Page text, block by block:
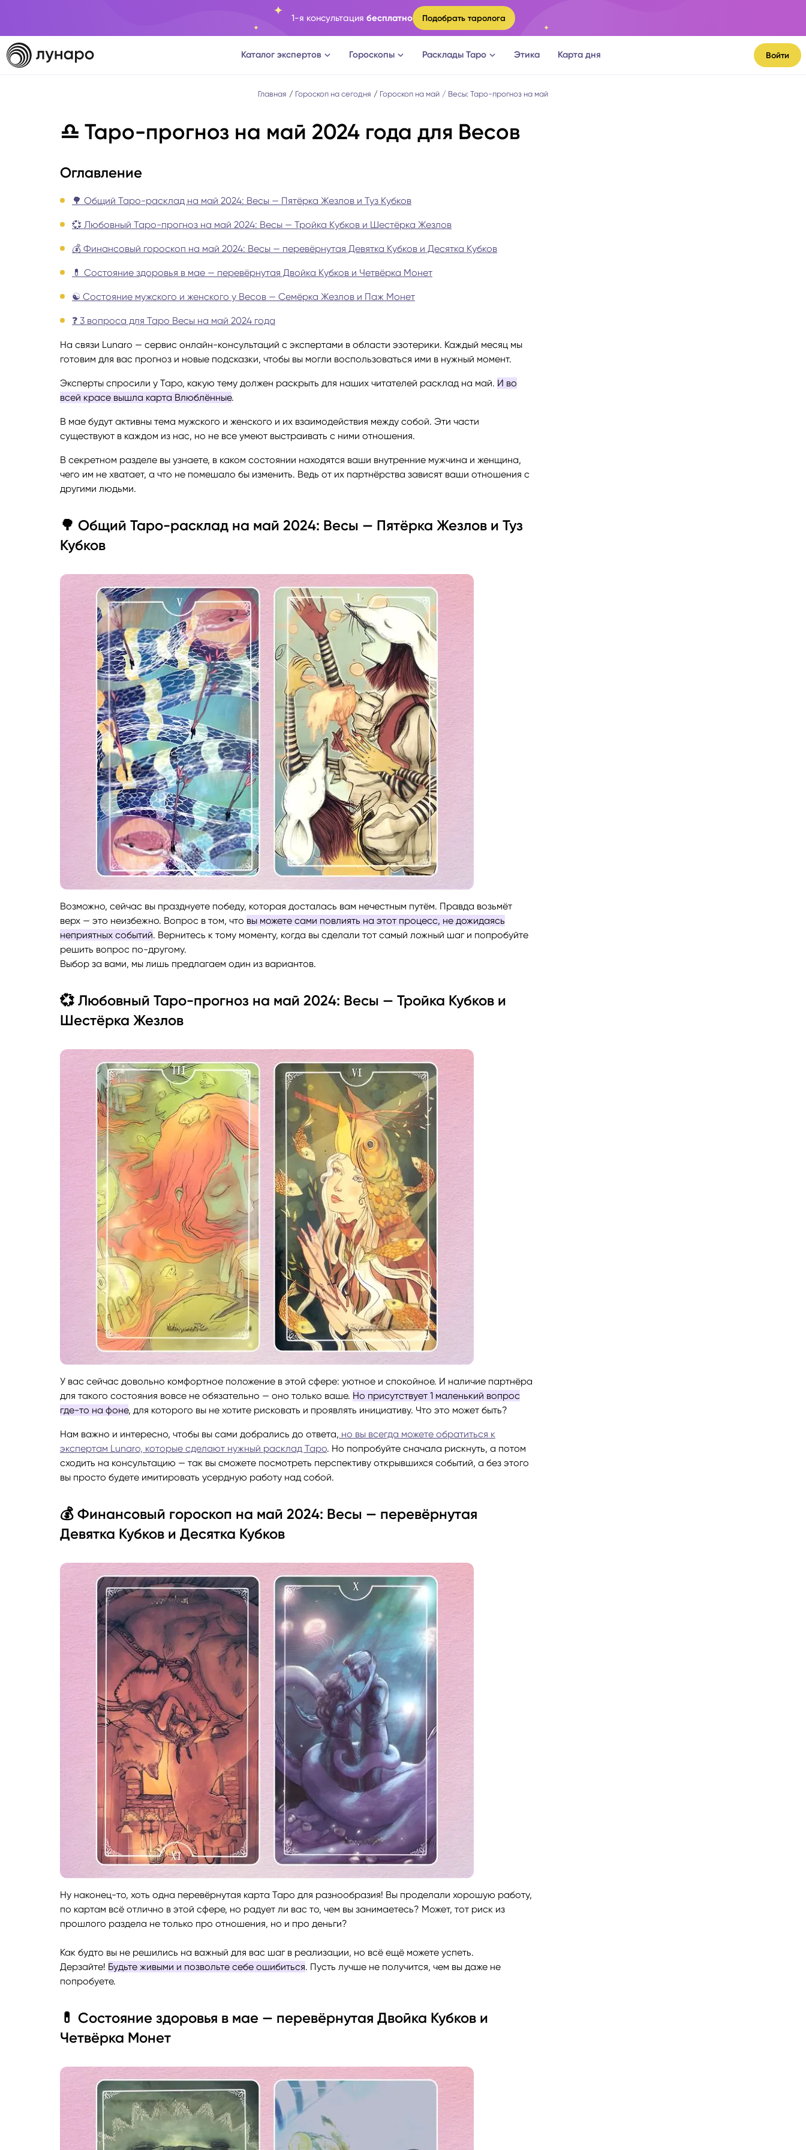
1-я консультация бесплатно Подобрать таролога
Каталог экспертов
Тарологи
Астрологи
Матрица судьбы
Расстановки
Рунологи
Чакрологи
Гороскопы
Овен
Телец
Лев
Весы
Стрелец
Рыбы
Расклады Таро
Расклад Таро на судьбу
Расклад Таро на измену
Расклад Таро на женщину
Расклад Таро на ситуацию
Расклад Таро на 2025 год
Этика Карта дня Войти
Главная Гороскоп на сегодня Гороскоп на май Весы: Таро-прогноз на май
♎️ Таро-прогноз на май 2024 года для Весов
Оглавление
🌳 Общий Таро-расклад на май 2024: Весы — Пятёрка Жезлов и Туз Кубков
💞 Любовный Таро-прогноз на май 2024: Весы — Тройка Кубков и Шестёрка Жезлов
💰 Финансовый гороскоп на май 2024: Весы — перевёрнутая Девятка Кубков и Десятка Кубков
💊 Состояние здоровья в мае — перевёрнутая Двойка Кубков и Четвёрка Монет
☯️ Состояние мужского и женского у Весов — Семёрка Жезлов и Паж Монет
❓ 3 вопроса для Таро Весы на май 2024 года
На связи Lunaro — сервис онлайн-консультаций с экспертами в области эзотерики. Каждый месяц мы
готовим для вас прогноз и новые подсказки, чтобы вы могли воспользоваться ими в нужный момент.
Эксперты спросили у Таро, какую тему должен раскрыть для наших читателей расклад на май. И во
всей красе вышла карта Влюблённые.
В мае будут активны тема мужского и женского и их взаимодействия между собой. Эти части
существуют в каждом из нас, но не все умеют выстраивать с ними отношения.
В секретном разделе вы узнаете, в каком состоянии находятся ваши внутренние мужчина и женщина,
чего им не хватает, а что не помешало бы изменить. Ведь от их партнёрства зависят ваши отношения с
другими людьми.
🌳 Общий Таро-расклад на май 2024: Весы — Пятёрка Жезлов и Туз
Кубков
Возможно, сейчас вы празднуете победу, которая досталась вам нечестным путём. Правда возьмёт
верх — это неизбежно. Вопрос в том, что вы можете сами повлиять на этот процесс, не дожидаясь
неприятных событий. Вернитесь к тому моменту, когда вы сделали тот самый ложный шаг и попробуйте
решить вопрос по-другому.
Выбор за вами, мы лишь предлагаем один из вариантов.
💞 Любовный Таро-прогноз на май 2024: Весы — Тройка Кубков и
Шестёрка Жезлов
У вас сейчас довольно комфортное положение в этой сфере: уютное и спокойное. И наличие партнёра
для такого состояния вовсе не обязательно — оно только ваше. Но присутствует 1 маленький вопрос
где-то на фоне, для которого вы не хотите рисковать и проявлять инициативу. Что это может быть?
Нам важно и интересно, чтобы вы сами добрались до ответа, но вы всегда можете обратиться к
экспертам Lunaro, которые сделают нужный расклад Таро. Но попробуйте сначала рискнуть, а потом
сходить на консультацию — так вы сможете посмотреть перспективу открывшихся событий, а без этого
вы просто будете имитировать усердную работу над собой.
💰 Финансовый гороскоп на май 2024: Весы — перевёрнутая
Девятка Кубков и Десятка Кубков
Ну наконец-то, хоть одна перевёрнутая карта Таро для разнообразия! Вы проделали хорошую работу,
по картам всё отлично в этой сфере, но радует ли вас то, чем вы занимаетесь? Может, тот риск из
прошлого раздела не только про отношения, но и про деньги?
Как будто вы не решились на важный для вас шаг в реализации, но всё ещё можете успеть.
Дерзайте! Будьте живыми и позвольте себе ошибиться. Пусть лучше не получится, чем вы даже не
попробуете.
💊 Состояние здоровья в мае — перевёрнутая Двойка Кубков и
Четвёрка Монет